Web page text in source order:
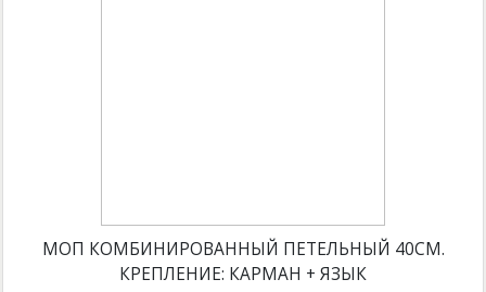
МОП КОМБИНИРОВАННЫЙ ПЕТЕЛЬНЫЙ 40СМ.
КРЕПЛЕНИЕ: КАРМАН + ЯЗЫК